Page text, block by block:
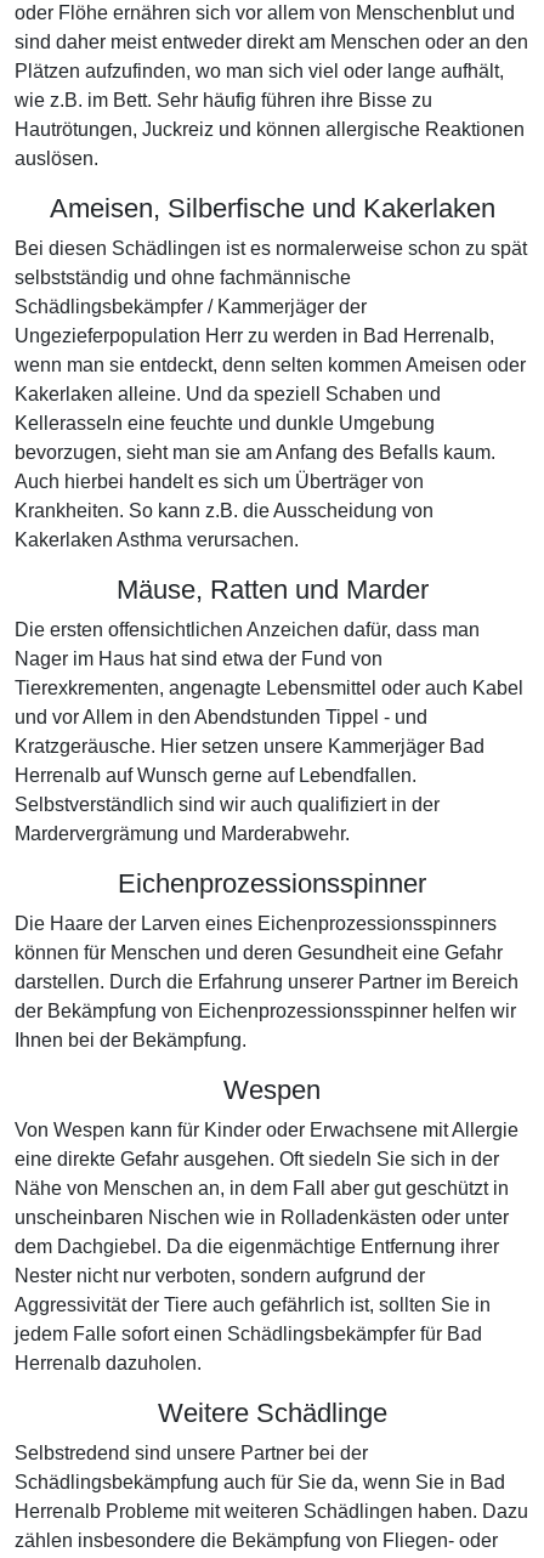
oder Flöhe ernähren sich vor allem von Menschenblut und
sind daher meist entweder direkt am Menschen oder an den
Plätzen aufzufinden, wo man sich viel oder lange aufhält,
wie z.B. im Bett. Sehr häufig führen ihre Bisse zu
Hautrötungen, Juckreiz und können allergische Reaktionen
auslösen.
Ameisen, Silberfische und Kakerlaken
Bei diesen Schädlingen ist es normalerweise schon zu spät
selbstständig und ohne fachmännische
Schädlingsbekämpfer / Kammerjäger der
Ungezieferpopulation Herr zu werden in Bad Herrenalb,
wenn man sie entdeckt, denn selten kommen Ameisen oder
Kakerlaken alleine. Und da speziell Schaben und
Kellerasseln eine feuchte und dunkle Umgebung
bevorzugen, sieht man sie am Anfang des Befalls kaum.
Auch hierbei handelt es sich um Überträger von
Krankheiten. So kann z.B. die Ausscheidung von
Kakerlaken Asthma verursachen.
Mäuse, Ratten und Marder
Die ersten offensichtlichen Anzeichen dafür, dass man
Nager im Haus hat sind etwa der Fund von
Tierexkrementen, angenagte Lebensmittel oder auch Kabel
und vor Allem in den Abendstunden Tippel - und
Kratzgeräusche. Hier setzen unsere Kammerjäger Bad
Herrenalb auf Wunsch gerne auf Lebendfallen.
Selbstverständlich sind wir auch qualifiziert in der
Mardervergrämung und Marderabwehr.
Eichenprozessionsspinner
Die Haare der Larven eines Eichenprozessionsspinners
können für Menschen und deren Gesundheit eine Gefahr
darstellen. Durch die Erfahrung unserer Partner im Bereich
der Bekämpfung von Eichenprozessionsspinner helfen wir
Ihnen bei der Bekämpfung.
Wespen
Von Wespen kann für Kinder oder Erwachsene mit Allergie
eine direkte Gefahr ausgehen. Oft siedeln Sie sich in der
Nähe von Menschen an, in dem Fall aber gut geschützt in
unscheinbaren Nischen wie in Rolladenkästen oder unter
dem Dachgiebel. Da die eigenmächtige Entfernung ihrer
Nester nicht nur verboten, sondern aufgrund der
Aggressivität der Tiere auch gefährlich ist, sollten Sie in
jedem Falle sofort einen Schädlingsbekämpfer für Bad
Herrenalb dazuholen.
Weitere Schädlinge
Selbstredend sind unsere Partner bei der
Schädlingsbekämpfung auch für Sie da, wenn Sie in Bad
Herrenalb Probleme mit weiteren Schädlingen haben. Dazu
zählen insbesondere die Bekämpfung von Fliegen- oder